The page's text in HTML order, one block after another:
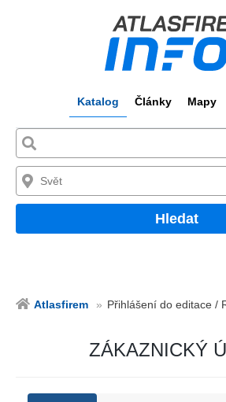
Katalog Články Mapy
Hledat
Atlasfirem Přihlášení do editace /
ZÁKAZNICKÝ